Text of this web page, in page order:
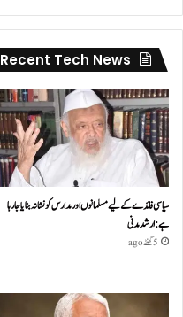
Recent Tech News
سیاسی فائدے کے لیے مسلمانوں اور مدارس کو نشانہ بنایا جا رہا
ہے: ارشد مدنی
5 گھنٹے ago